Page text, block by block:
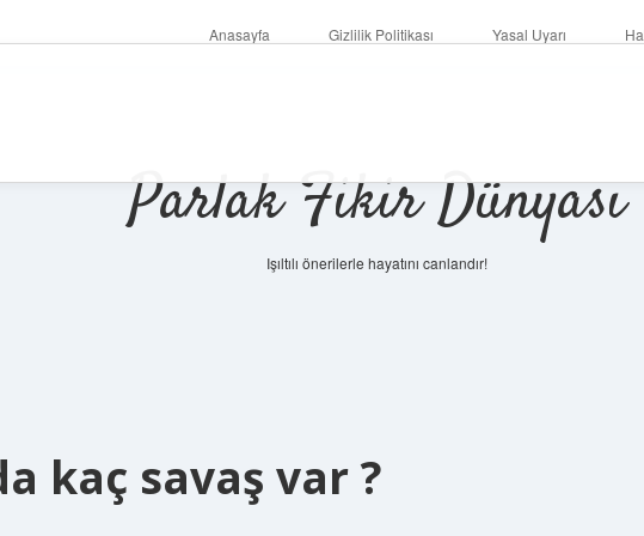
Anasayfa Gizlilik Politikası Yasal Uyarı
Parlak Fikir Dünyası
Işıltılı önerilerle hayatını canlandır!
kaç savaş var ?